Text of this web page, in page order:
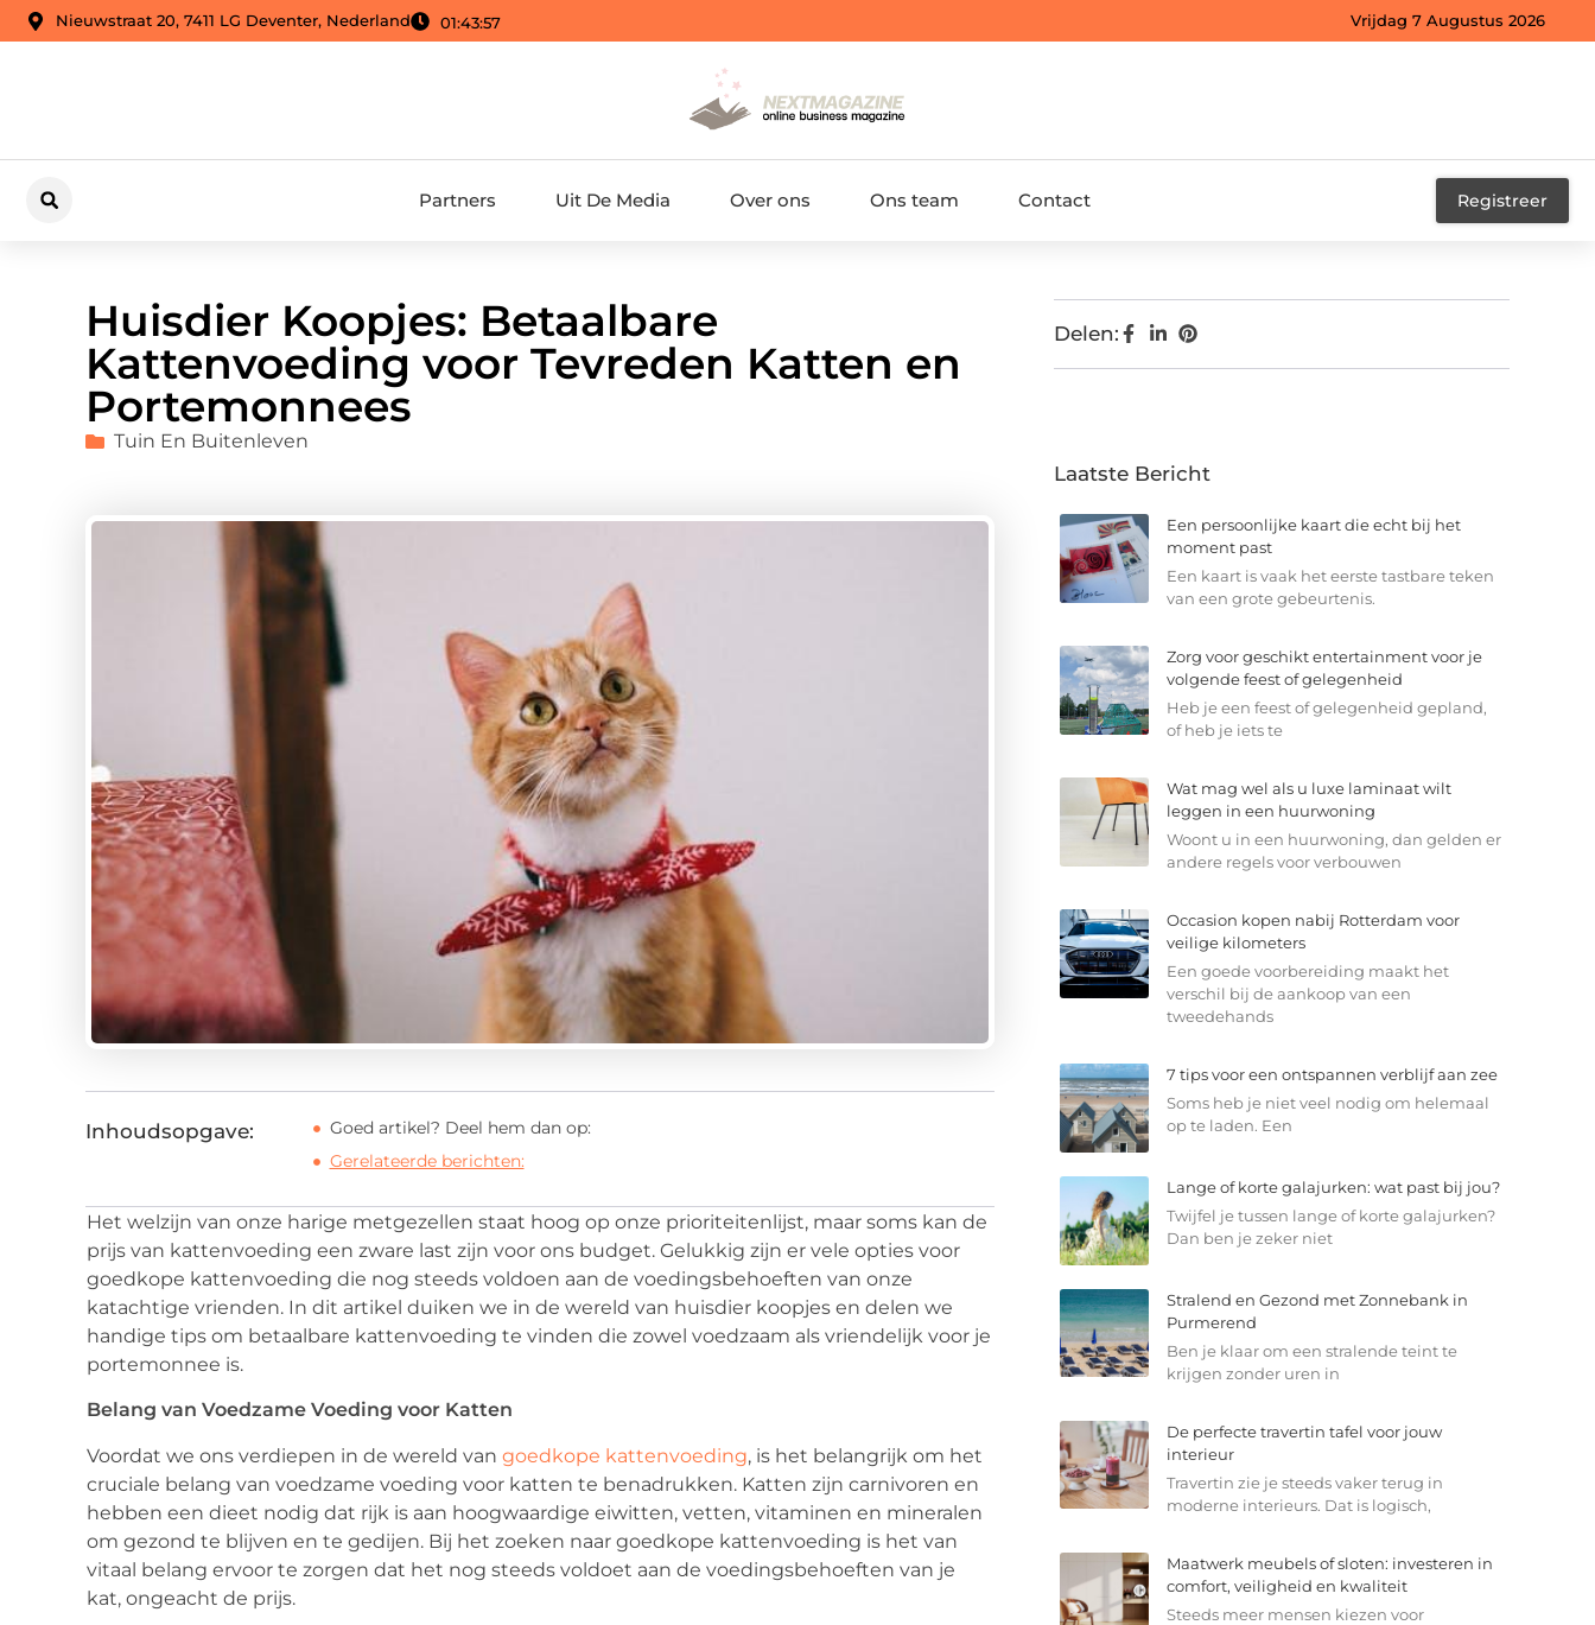
Nieuwstraat 20, 7411 LG Deventer, Nederland 01:43:58 Vrijdag 7 Augustus 2026
Partners Uit De Media Over ons Ons team Contact Registreer
Huisdier Koopjes: Betaalbare
Kattenvoeding voor Tevreden Katten en
Portemonnees
Tuin En Buitenleven
Inhoudsopgave:
Goed artikel? Deel hem dan op:
Gerelateerde berichten:
Het welzijn van onze harige metgezellen staat hoog op onze prioriteitenlijst, maar soms kan de
prijs van kattenvoeding een zware last zijn voor ons budget. Gelukkig zijn er vele opties voor
goedkope kattenvoeding die nog steeds voldoen aan de voedingsbehoeften van onze
katachtige vrienden. In dit artikel duiken we in de wereld van huisdier koopjes en delen we
handige tips om betaalbare kattenvoeding te vinden die zowel voedzaam als vriendelijk voor je
portemonnee is.
Belang van Voedzame Voeding voor Katten
Voordat we ons verdiepen in de wereld van goedkope kattenvoeding, is het belangrijk om het
cruciale belang van voedzame voeding voor katten te benadrukken. Katten zijn carnivoren en
hebben een dieet nodig dat rijk is aan hoogwaardige eiwitten, vetten, vitaminen en mineralen
om gezond te blijven en te gedijen. Bij het zoeken naar goedkope kattenvoeding is het van
vitaal belang ervoor te zorgen dat het nog steeds voldoet aan de voedingsbehoeften van je
kat, ongeacht de prijs.
Delen:
Laatste Bericht
Een persoonlijke kaart die echt bij het
moment past
Een kaart is vaak het eerste tastbare teken
van een grote gebeurtenis.
Zorg voor geschikt entertainment voor je
volgende feest of gelegenheid
Heb je een feest of gelegenheid gepland,
of heb je iets te
Wat mag wel als u luxe laminaat wilt
leggen in een huurwoning
Woont u in een huurwoning, dan gelden er
andere regels voor verbouwen
Occasion kopen nabij Rotterdam voor
veilige kilometers
Een goede voorbereiding maakt het
verschil bij de aankoop van een
tweedehands
7 tips voor een ontspannen verblijf aan zee
Soms heb je niet veel nodig om helemaal
op te laden. Een
Lange of korte galajurken: wat past bij jou?
Twijfel je tussen lange of korte galajurken?
Dan ben je zeker niet
Stralend en Gezond met Zonnebank in
Purmerend
Ben je klaar om een stralende teint te
krijgen zonder uren in
De perfecte travertin tafel voor jouw
interieur
Travertin zie je steeds vaker terug in
moderne interieurs. Dat is logisch,
Maatwerk meubels of sloten: investeren in
comfort, veiligheid en kwaliteit
Steeds meer mensen kiezen voor